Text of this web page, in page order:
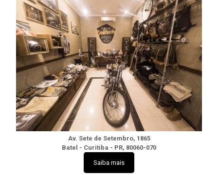
Av. Sete de Setembro, 1865
Batel - Curitiba - PR, 80060-070
Saiba mais